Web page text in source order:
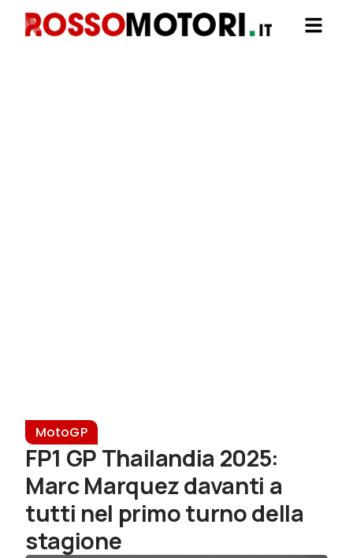
MotoGP
FP1 GP Thailandia 2025:
Marc Marquez davanti a
tutti nel primo turno della
stagione